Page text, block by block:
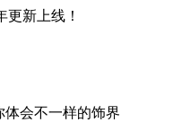
更新上线！
体会不一样的饰界